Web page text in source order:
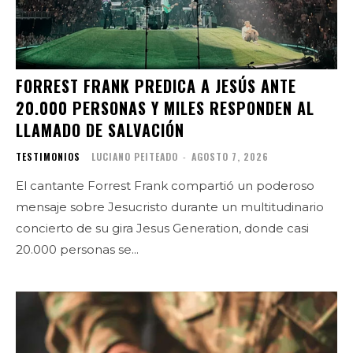
FORREST FRANK PREDICA A JESÚS ANTE
20.000 PERSONAS Y MILES RESPONDEN AL
LLAMADO DE SALVACIÓN
TESTIMONIOS LUCIANO PEITEADO - AGOSTO 7, 2026
El cantante Forrest Frank compartió un poderoso
mensaje sobre Jesucristo durante un multitudinario
concierto de su gira Jesus Generation, donde casi
20.000 personas se...